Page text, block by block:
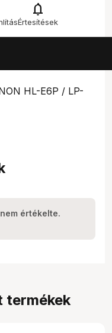
notifications
Értesítések
HL-E6P / LP-
értékelte.
termékek